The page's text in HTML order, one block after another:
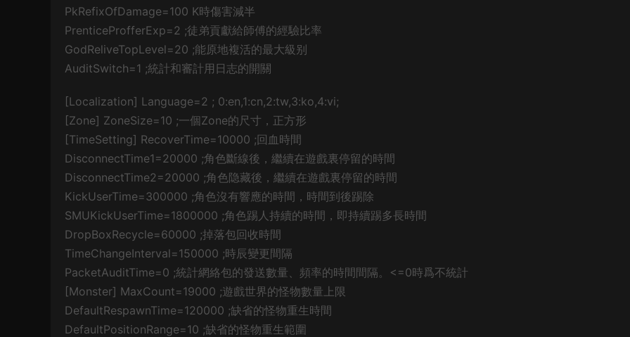
PkRefixOfDamage=100 K時傷害減半
PrenticeProfferExp=2 ;徒弟貢獻給師傅的經驗比率
GodReliveTopLevel=20 ;能原地複活的最大級别
AuditSwitch=1 ;統計和審計用日志的開關
[Localization] Language=2 ; 0:en,1:cn,2:tw,3:ko,4:vi;
[Zone] ZoneSize=10 ;一個Zone的尺寸，正方形
[TimeSetting] RecoverTime=10000 ;回血時間
DisconnectTime1=20000 ;角色斷線後，繼續在遊戲裏停留的時間
DisconnectTime2=20000 ;角色隐藏後，繼續在遊戲裏停留的時間
KickUserTime=300000 ;角色沒有響應的時間，時間到後踢除
SMUKickUserTime=1800000 ;角色踢人持續的時間，即持續踢多長時間
DropBoxRecycle=60000 ;掉落包回收時間
TimeChangeInterval=150000 ;時辰變更間隔
PacketAuditTime=0 ;統計網絡包的發送數量、頻率的時間間隔。<=0時爲不統計
[Monster] MaxCount=19000 ;遊戲世界的怪物數量上限
DefaultRespawnTime=120000 ;缺省的怪物重生時間
DefaultPositionRange=10 ;缺省的怪物重生範圍